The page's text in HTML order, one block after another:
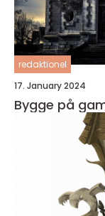
redaktionel
17. January 2024
Bygge på